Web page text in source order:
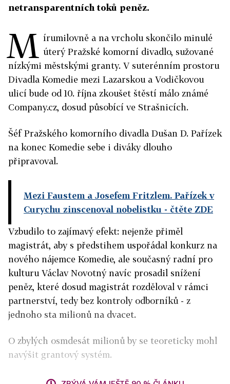
netransparentních toků peněz.
M írumilovně a na vrcholu skončilo minulé
úterý Pražské komorní divadlo, sužované
nízkými městskými granty. V suterénním prostoru
Divadla Komedie mezi Lazarskou a Vodičkovou
ulicí bude od 10. října zkoušet štěstí málo známé
Company.cz, dosud působící ve Strašnicích.
Šéf Pražského komorního divadla Dušan D. Pařízek
na konec Komedie sebe i diváky dlouho
připravoval.
Mezi Faustem a Josefem Fritzlem. Pařízek v
Curychu zinscenoval nobelistku - čtěte ZDE
Vzbudilo to zajímavý efekt: nejenže přiměl
magistrát, aby s předstihem uspořádal konkurz na
nového nájemce Komedie, ale současný radní pro
kulturu Václav Novotný navíc prosadil snížení
peněz, které dosud magistrát rozděloval v rámci
partnerství, tedy bez kontroly odborníků - z
jednoho sta milionů na dvacet.
O zbylých osmdesát milionů by se teoreticky mohl
navýšit grantový systém.